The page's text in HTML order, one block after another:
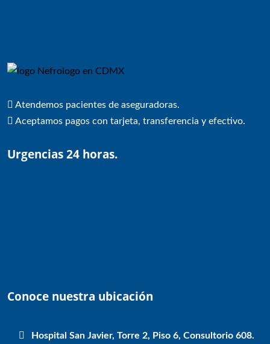
Atendemos pacientes de aseguradoras.
Aceptamos pagos con tarjeta, transferencia y efectivo.
Urgencias 24 horas.
Conoce nuestra ubicación
Hospital San Javier, Torre 2, Piso 6, Consultorio 608.